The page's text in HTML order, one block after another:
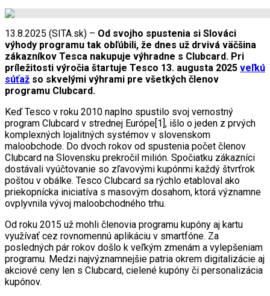
13.8.2025 (SITA.sk) – Od svojho spustenia si Slováci
výhody programu tak obľúbili, že dnes už drvivá väčšina
zákazníkov Tesca nakupuje výhradne s Clubcard. Pri
príležitosti výročia štartuje Tesco 13. augusta 2025 veľkú
súťaž so skvelými výhrami pre všetkých členov
programu Clubcard.
Keď Tesco v roku 2010 naplno spustilo svoj vernostný
program Clubcard v strednej Európe[1], išlo o jeden z prvých
komplexných lojalitných systémov v slovenskom
maloobchode. Do dvoch rokov od spustenia počet členov
Clubcard na Slovensku prekročil milión. Spočiatku zákazníci
dostávali vyúčtovanie so zľavovými kupónmi každý štvrťrok
poštou v obálke. Tesco Clubcard sa rýchlo etabloval ako
priekopnícka iniciatíva s masovým dosahom, ktorá významne
ovplyvnila vývoj maloobchodného trhu.
Od roku 2015 už mohli členovia programu kupóny aj kartu
využívať cez rovnomennú aplikáciu v smartfóne. Za
posledných pár rokov došlo k veľkým zmenám a vylepšeniam
programu. Medzi najvýznamnejšie patria okrem digitalizácie aj
akciové ceny len s Clubcard, cielené kupóny či personalizácia
kupónov.